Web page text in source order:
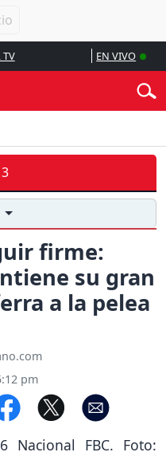
TV EN VIVO
firme:
su gran
a la pelea
pm